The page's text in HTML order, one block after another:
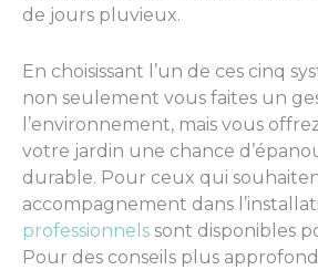
de jours pluvieux.
En choisissant l’un de ces cinq
non seulement vous faites un
l’environnement, mais vous
votre jardin une chance
durable. Pour ceux qui
accompagnement dans
professionnels sont disponibles
Pour des conseils plus